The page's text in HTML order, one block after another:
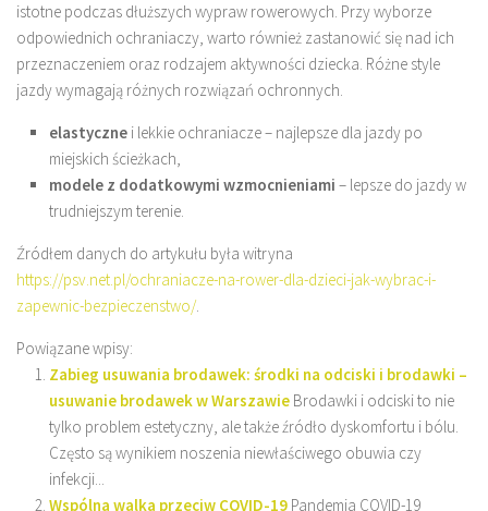
istotne podczas dłuższych wypraw rowerowych. Przy wyborze
odpowiednich ochraniaczy, warto również zastanowić się nad ich
przeznaczeniem oraz rodzajem aktywności dziecka. Różne style
jazdy wymagają różnych rozwiązań ochronnych.
elastyczne i lekkie ochraniacze – najlepsze dla jazdy po
miejskich ścieżkach,
modele z dodatkowymi wzmocnieniami – lepsze do jazdy w
trudniejszym terenie.
Źródłem danych do artykułu była witryna
https://psv.net.pl/ochraniacze-na-rower-dla-dzieci-jak-wybrac-i-
zapewnic-bezpieczenstwo/.
Powiązane wpisy:
Zabieg usuwania brodawek: środki na odciski i brodawki –
usuwanie brodawek w Warszawie Brodawki i odciski to nie
tylko problem estetyczny, ale także źródło dyskomfortu i bólu.
Często są wynikiem noszenia niewłaściwego obuwia czy
infekcji...
Wspólna walka przeciw COVID-19 Pandemia COVID-19